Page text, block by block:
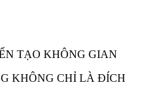
TẠO KHÔNG GIAN
KHÔNG CHỈ LÀ ĐÍCH